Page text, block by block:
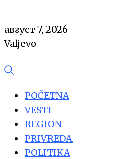
август 7, 2026
Valjevo
POČETNA
VESTI
REGION
PRIVREDA
POLITIKA